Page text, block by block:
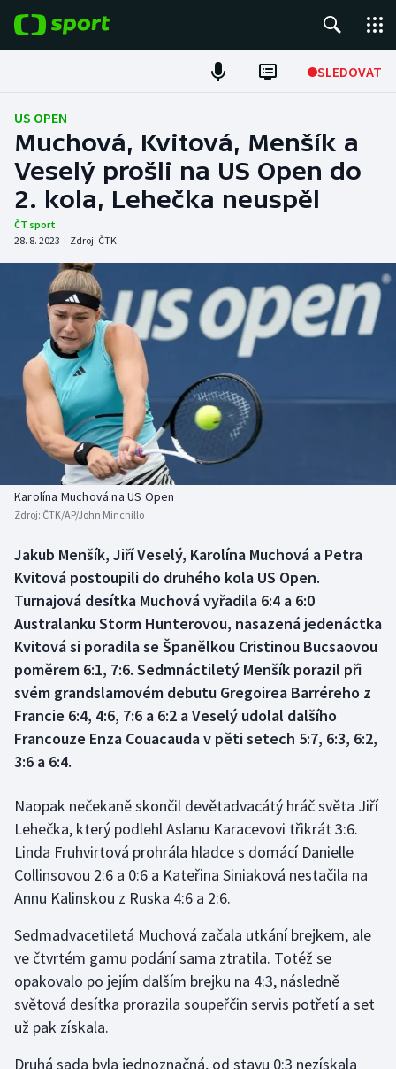
SLEDOVAT
Fotbal
Hokej
Tenis
Atletika
Cyklistika
DALŠÍ SPORTY
Americký fotbal
Baseball a softbal
Basketbal
Biatlon
Box
Curling
Dostihy
Florbal
Futsal
Gymnastika
Házená
Judo
Krasobruslení
NEPŘEHLÉDNĚTE
Soutěže
Historické návraty
Aplikace ČT sport
US OPEN
Muchová, Kvitová, Menšík a
Veselý prošli na US Open do
2. kola, Lehečka neuspěl
ČT sport
28. 8. 2023 | Zdroj: ČTK
Karolína Muchová na US Open
Zdroj: ČTK/AP/John Minchillo
Jakub Menšík, Jiří Veselý, Karolína Muchová a Petra
Kvitová postoupili do druhého kola US Open.
Turnajová desítka Muchová vyřadila 6:4 a 6:0
Australanku Storm Hunterovou, nasazená jedenáctka
Kvitová si poradila se Španělkou Cristinou Bucsaovou
poměrem 6:1, 7:6. Sedmnáctiletý Menšík porazil při
svém grandslamovém debutu Gregoirea Barréreho z
Francie 6:4, 4:6, 7:6 a 6:2 a Veselý udolal dalšího
Francouze Enza Couacauda v pěti setech 5:7, 6:3, 6:2,
3:6 a 6:4.
Naopak nečekaně skončil devětadvacátý hráč světa Jiří
Lehečka, který podlehl Aslanu Karacevovi třikrát 3:6.
Linda Fruhvirtová prohrála hladce s domácí Danielle
Collinsovou 2:6 a 0:6 a Kateřina Siniaková nestačila na
Annu Kalinskou z Ruska 4:6 a 2:6.
Sedmadvacetiletá Muchová začala utkání brejkem, ale
ve čtvrtém gamu podání sama ztratila. Totéž se
opakovalo po jejím dalším brejku na 4:3, následně
světová desítka prorazila soupeřčin servis potřetí a set
už pak získala.
Druhá sada byla jednoznačná, od stavu 0:3 nezískala